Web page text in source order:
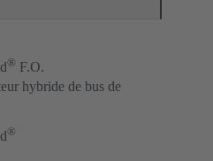
® F.O.
hybride de bus de
®